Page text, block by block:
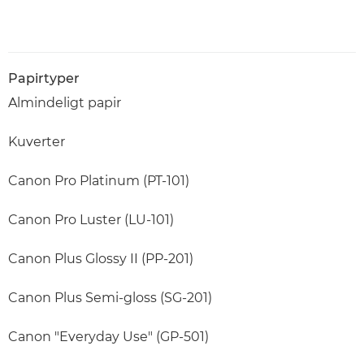
Papirtyper
Almindeligt papir
Kuverter
Canon Pro Platinum (PT-101)
Canon Pro Luster (LU-101)
Canon Plus Glossy II (PP-201)
Canon Plus Semi-gloss (SG-201)
Canon "Everyday Use" (GP-501)